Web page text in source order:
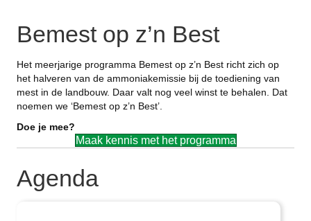
Bemest op z’n Best
Het meerjarige programma Bemest op z’n Best richt zich op
het halveren van de ammoniakemissie bij de toediening van
mest in de landbouw. Daar valt nog veel winst te behalen. Dat
noemen we ‘Bemest op z’n Best’.
Doe je mee?
Maak kennis met het programma
Agenda